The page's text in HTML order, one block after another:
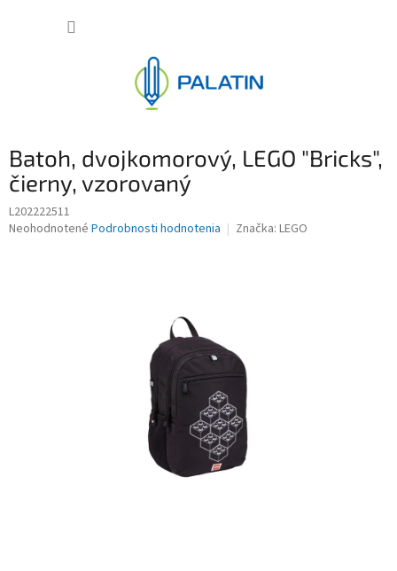
Batoh, dvojkomorový, LEGO "Bricks",
čierny, vzorovaný
L202222511
Priemerné
Neohodnotené Podrobnosti hodnotenia Značka: LEGO